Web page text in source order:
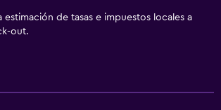
estimación de tasas e impuestos locales a
out.